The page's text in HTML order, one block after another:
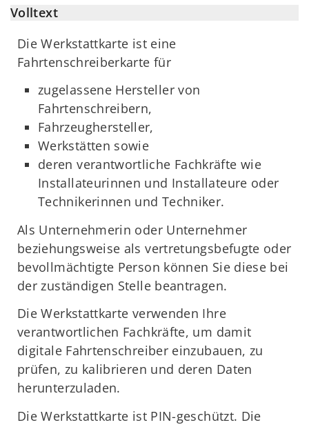
Volltext
Die Werkstattkarte ist eine
Fahrtenschreiberkarte für
zugelassene Hersteller von
Fahrtenschreibern,
Fahrzeughersteller,
Werkstätten sowie
deren verantwortliche Fachkräfte wie
Installateurinnen und Installateure oder
Technikerinnen und Techniker.
Als Unternehmerin oder Unternehmer
beziehungsweise als vertretungsbefugte oder
bevollmächtigte Person können Sie diese bei
der zuständigen Stelle beantragen.
Die Werkstattkarte verwenden Ihre
verantwortlichen Fachkräfte, um damit
digitale Fahrtenschreiber einzubauen, zu
prüfen, zu kalibrieren und deren Daten
herunterzuladen.
Die Werkstattkarte ist PIN-geschützt. Die